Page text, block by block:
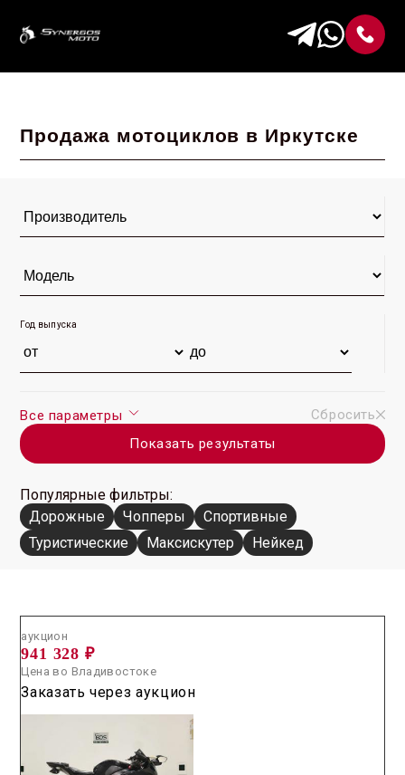
Продажа мотоциклов в Иркутске
Год выпуска
Все параметры
Сбросить
Показать результаты
Популярные фильтры:
Дорожные
Чопперы
Спортивные
Туристические
Максискутер Нейкед
аукцион
941 328 ₽
Цена во Владивостоке
Заказать через аукцион